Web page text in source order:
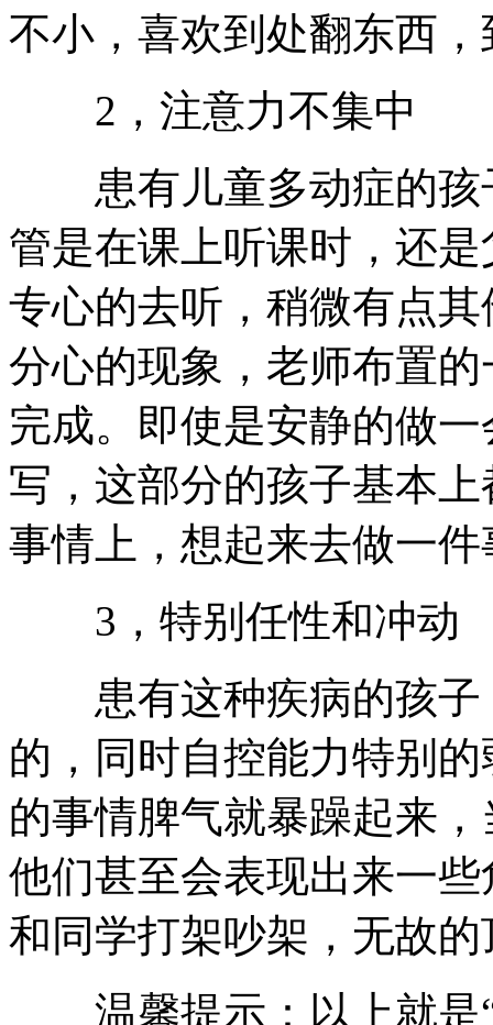
不小，喜欢到处翻东西
2，注意力不集中
患有儿童多动症的孩
管是在课上听课时，还
专心的去听，稍微有点
分心的现象，老师布置
完成。即使是安静的做
写，这部分的孩子基本
事情上，想起来去做一
3，特别任性和冲动
患有这种疾病的孩子
的，同时自控能力特别
的事情脾气就暴躁起来
他们甚至会表现出来一
和同学打架吵架，无故
温馨提示：以上就是